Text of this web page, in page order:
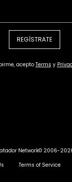
REGÍSTRATE
aceptoTerms y
Network© 2006-
Terms of Service